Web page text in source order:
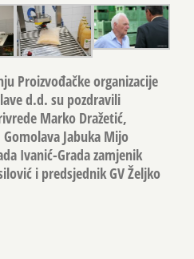
Proizvođačke organizacije
d.d. su pozdravili
Marko Dražetić,
Jabuka Mijo
Ivanić-Grada zamjenik
i predsjednik GV Željko